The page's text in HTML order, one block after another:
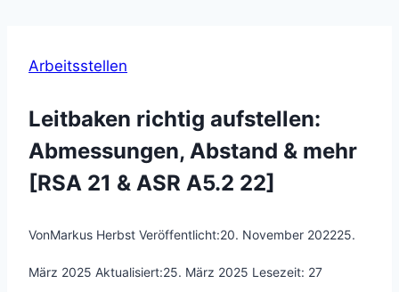
Arbeitsstellen
Leitbaken richtig aufstellen:
Abmessungen, Abstand & mehr
[RSA 21 & ASR A5.2 22]
VonMarkus Herbst Veröffentlicht:20. November 202225.
März 2025 Aktualisiert:25. März 2025 Lesezeit: 27